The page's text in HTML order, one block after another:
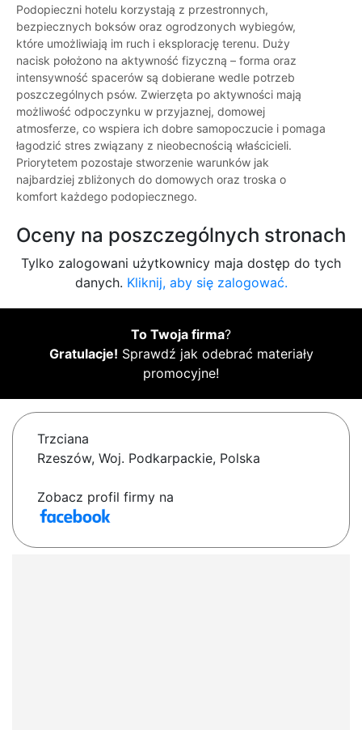
Podopieczni hotelu korzystają z przestronnych,
bezpiecznych boksów oraz ogrodzonych wybiegów,
które umożliwiają im ruch i eksplorację terenu. Duży
nacisk położono na aktywność fizyczną – forma oraz
intensywność spacerów są dobierane wedle potrzeb
poszczególnych psów. Zwierzęta po aktywności mają
możliwość odpoczynku w przyjaznej, domowej
atmosferze, co wspiera ich dobre samopoczucie i pomaga
łagodzić stres związany z nieobecnością właścicieli.
Priorytetem pozostaje stworzenie warunków jak
najbardziej zbliżonych do domowych oraz troska o
komfort każdego podopiecznego.
Oceny na poszczególnych stronach
Tylko zalogowani użytkownicy maja dostęp do tych
danych. Kliknij, aby się zalogować.
To Twoja firma?
Gratulacje! Sprawdź jak odebrać materiały
promocyjne!
Trzciana
Rzeszów, Woj. Podkarpackie, Polska
Zobacz profil firmy na